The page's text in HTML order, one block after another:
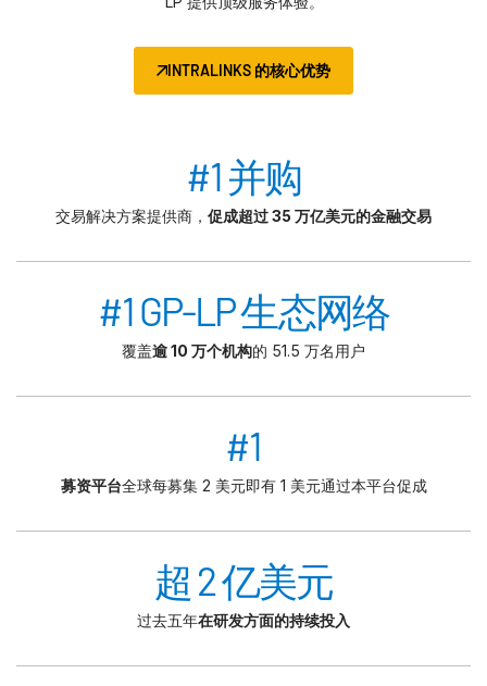
INTRALINKS 的核心优势
#1 并购
交易解决方案提供商， 促成超过 35 万亿美元的金融交易
#1 GP-LP 生态网络
覆盖逾 10 万个机构的 51.5 万名用户
#1
募资平台全球每募集 2 美元即有 1 美元通过本平台促成
超 2 亿美元
过去五年在研发方面的持续投入